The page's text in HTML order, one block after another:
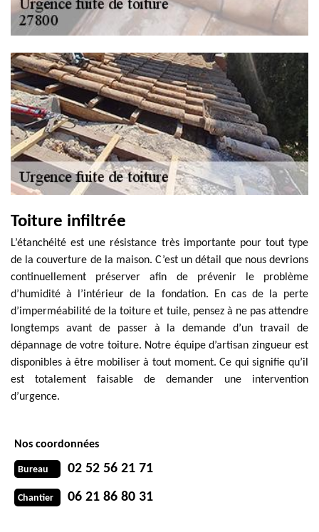
Toiture infiltrée
L’étanchéité est une résistance très importante pour tout type
de la couverture de la maison. C’est un détail que nous devrions
continuellement préserver afin de prévenir le problème
d’humidité à l’intérieur de la fondation. En cas de la perte
d’imperméabilité de la toiture et tuile, pensez à ne pas attendre
longtemps avant de passer à la demande d’un travail de
dépannage de votre toiture. Notre équipe d’artisan zingueur est
disponibles à être mobiliser à tout moment. Ce qui signifie qu’il
est totalement faisable de demander une intervention
d’urgence.
Nos coordonnées
Bureau 02 52 56 21 71
Chantier 06 21 86 80 31